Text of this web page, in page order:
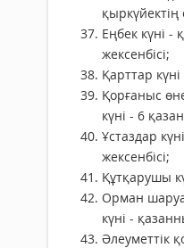
қыркүйектің
Еңбек күні -
жексенбісі;
Қарттар
Қорғаныс
күні - 6
Ұстаздар
жексенбісі;
Құтқарушы
Орман
күні -
Әлеуметтік